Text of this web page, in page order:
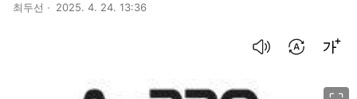
최두선 2025. 4. 24. 13:36